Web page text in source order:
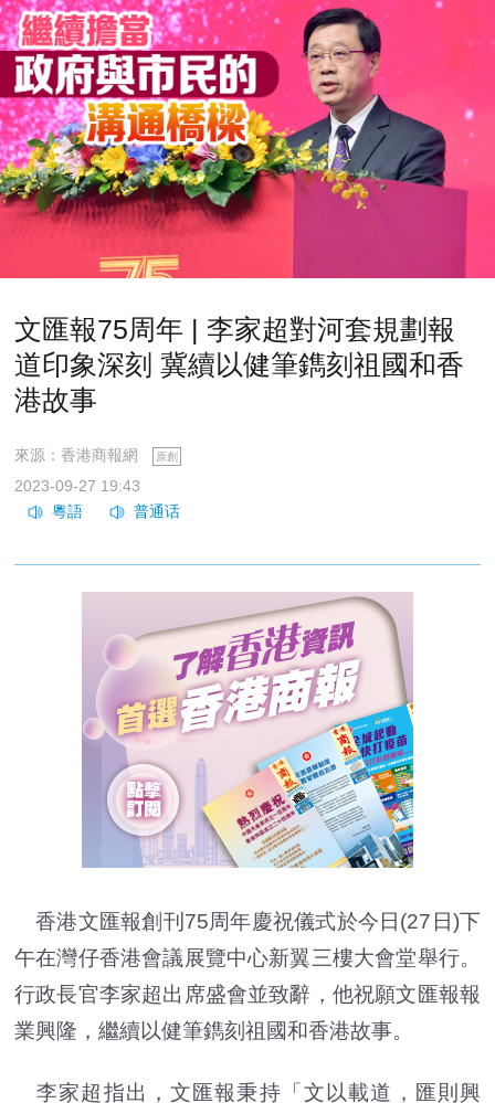
文匯報75周年 | 李家超對河套規劃報
道印象深刻 冀續以健筆鐫刻祖國和香
港故事
來源：香港商報網 原創
2023-09-27 19:43
香港文匯報創刊75周年慶祝儀式於今日(27日)下
午在灣仔香港會議展覽中心新翼三樓大會堂舉行。
行政長官李家超出席盛會並致辭，他祝願文匯報報
業興隆，繼續以健筆鐫刻祖國和香港故事。
李家超指出，文匯報秉持「文以載道，匯則興